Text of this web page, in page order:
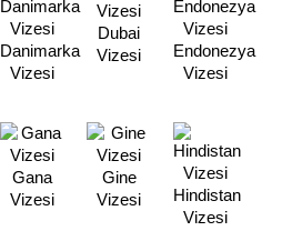
Danimarka
Vizesi
Dubai
Vizesi
Endonezya
Vizesi
Gana
Vizesi
Gine
Vizesi
Hindistan
Vizesi